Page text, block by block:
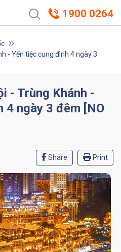
1900 0264
- Yến tiệc cung đình 4 ngày 3
- Trùng Khánh -
4 ngày 3 đêm [NO
Share Print